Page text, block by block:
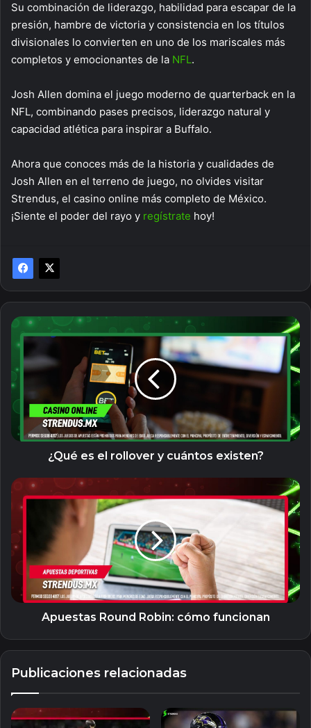
Su combinación de liderazgo, habilidad para escapar de la
presión, hambre de victoria y consistencia en los títulos
divisionales lo convierten en uno de los mariscales más
completos y emocionantes de la NFL.
Josh Allen domina el juego moderno de quarterback en la
NFL, combinando pases precisos, liderazgo natural y
capacidad atlética para inspirar a Buffalo.
Ahora que conoces más de la historia y cualidades de
Josh Allen en el terreno de juego, no olvides visitar
Strendus, el casino online más completo de México.
¡Siente el poder del rayo y regístrate hoy!
¿Qué
es
rollover
y
existen?
¿Qué es el rollover y cuántos existen?
Apuestas
Round
Robin:
cómo
funcionan
Apuestas Round Robin: cómo funcionan
Publicaciones relacionadas